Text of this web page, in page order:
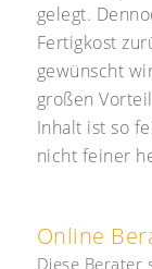
gelegt.
Fertigkost
gewünscht
großen
Inhalt ist so
nicht feiner
Online
Diese Berater